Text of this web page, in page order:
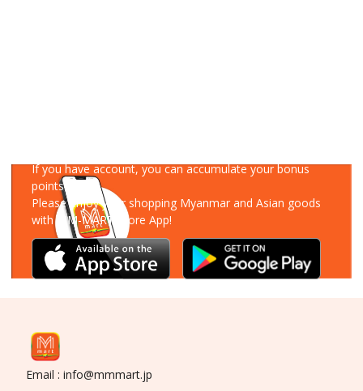
If you have account, you can accumulate your bonus
points!
Please enjoy your shopping Myanmar and Asian goods
with MM-MART Store App!
Email : info@mmmart.jp